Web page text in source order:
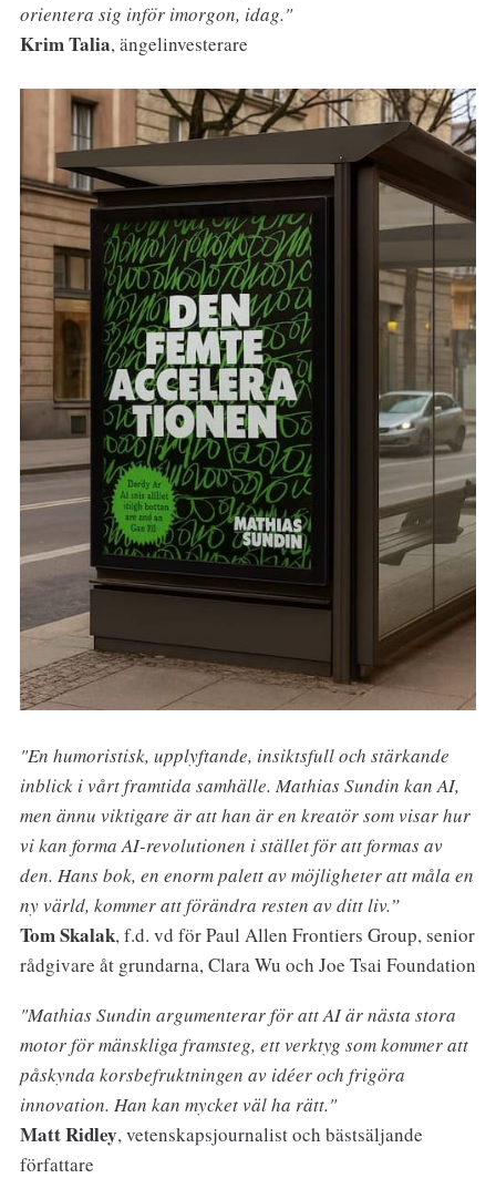
orientera sig inför imorgon, idag."
Krim Talia, ängelinvesterare
"En humoristisk, upplyftande, insiktsfull och stärkande
inblick i vårt framtida samhälle. Mathias Sundin kan AI,
men ännu viktigare är att han är en kreatör som visar hur
vi kan forma AI-revolutionen i stället för att formas av
den. Hans bok, en enorm palett av möjligheter att måla en
ny värld, kommer att förändra resten av ditt liv.”
Tom Skalak, f.d. vd för Paul Allen Frontiers Group, senior
rådgivare åt grundarna, Clara Wu och Joe Tsai Foundation
"Mathias Sundin argumenterar för att AI är nästa stora
motor för mänskliga framsteg, ett verktyg som kommer att
påskynda korsbefruktningen av idéer och frigöra
innovation. Han kan mycket väl ha rätt."
Matt Ridley, vetenskapsjournalist och bästsäljande
författare